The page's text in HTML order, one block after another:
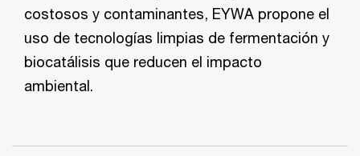
costosos y contaminantes, EYWA propone el
uso de tecnologías limpias de fermentación y
biocatálisis que reducen el impacto
ambiental.